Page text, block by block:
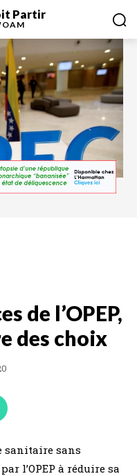
Partir
de l’OPEP,
des choix
sanitaire sans
l’OPEP à réduire sa